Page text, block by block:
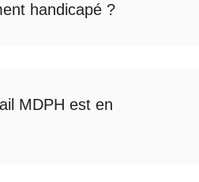
handicapé ?
MDPH est en